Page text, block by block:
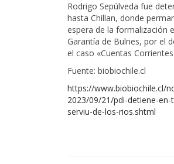
Rodrigo Sepúlveda fue
hasta Chillan, donde
espera de la formalización
Garantía de Bulnes, por el
el caso «Cuentas
Fuente: biobiochile.cl
https://www.biobiochile.cl/
2023/09/21/pdi-detiene-
serviu-de-los-rios.shtml